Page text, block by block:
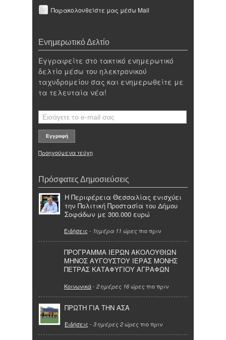
Παρακολουθείστε μας μέσω Mail
Ενημερωτικό Δελτίο
Εγγραφείτε στο τακτικό ενημερωτικό
δελτίο μέσω του ηλεκτρονικού
ταχυδρομείου σας και ενημερωθείτε με
τα τελευταία νέα!
Προηγούμενα τεύχη
Πρόσφατες Δημοσιεύσεις
Η Περιφέρεια Θεσσαλίας ενισχύει
την Πολιτική Προστασία του Δήμου
Σοφάδων με 300.000 ευρώ
Ειδήσεις - 1ημέρα 11 ώρες πιο πριν
ΠΡΟΓΡΑΜΜΑ ΙΕΡΩΝ ΑΚΟΛΟΥΘΙΩΝ
ΜΗΝΟΣ ΑΥΓΟΥΣΤΟΥ ΙΕΡΑΣ ΜΟΝΗΣ
ΠΕΤΡΑΣ ΚΑΤΑΦΥΓΙΟΥ ΑΓΡΑΦΩΝ
Κοινωνικά- 2 ημέρες 16 ώρες πιο πριν
ΠΡΩΤΗ ΓΙΑ ΤΗΝ ΑΣΑ
Ειδήσεις - 3 ημέρες 2 ώρες πιο πριν